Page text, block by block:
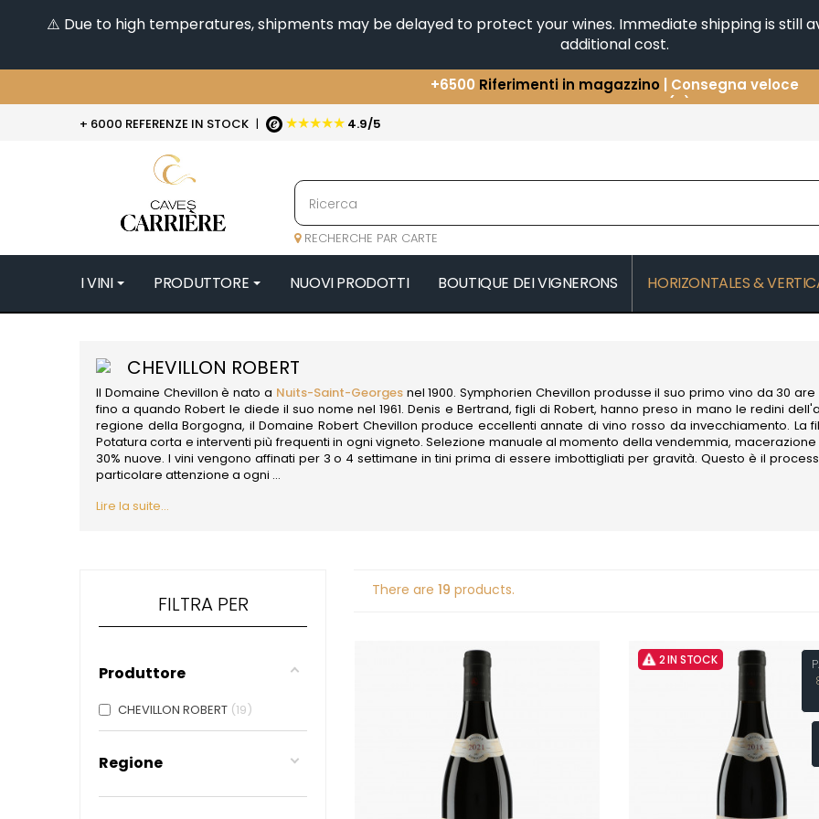
⚠️ Due to high temperatures, shipments may be delayed to protect your wines. Immediate shipping is still
additional cost.
Avete una domanda?+33(0)345812020
Scopri la nostra selezione diOrizzontali e Verticali
+ 6000 REFERENZE IN STOCK | ★★★★★ 4.9/5
RECHERCHE PAR CARTE
I VINI PRODUTTORE
A & P DE VILLAINE
ALADAME STEPHANE
AMIOT ET FILS
AMIOT LEON
ARLAUD
BACHELET-MONNOT
BACHEY-LEGROS
BALLAND-CURTET (made by
BAVARD JACQUES
BELLAND ROGER
D
DAMPT
DANCER THEO
DANCER VINCENT
DARVIOT-PERRIN
DOMAINE DES CHEZEAUX
JAYER
JEANNOT
JOBLOT
JOLIET
LAMARCHE
LAMARCHE
LAMBRAYS
LAMY
LAMY-
LAUNAY-
LE MOINE
LE NID -
LEBREUIL
NUOVI PRODOTTI BOUTIQUE DEI VIGNERONS HORIZONTALES &
CHEVILLON ROBERT
Il Domaine Chevillon è nato a Nuits-Saint-Georgesnel 1900. Symphorien Chevillon produsse il suo primo vino da 30
fino a quando Robert le diede il suo nome nel 1961. Denis e Bertrand, figli di Robert, hanno preso in mano le redini
regione della Borgogna, il Domaine Robert Chevillon produce eccellenti annate di vino rosso da invecchiamento.
Potatura corta e interventi più frequenti in ogni vigneto. Selezione manuale al momento della vendemmia,
30% nuove. I vini vengono affinati per 3 o 4 settimane in tini prima di essere imbottigliati per gravità. Questo è il
particolare attenzione a ogni ...
Lire la suite...
FILTRA PER
Produttore
CHEVILLON ROBERT 19
Regione
There are 19 products.
2 IN STOCK